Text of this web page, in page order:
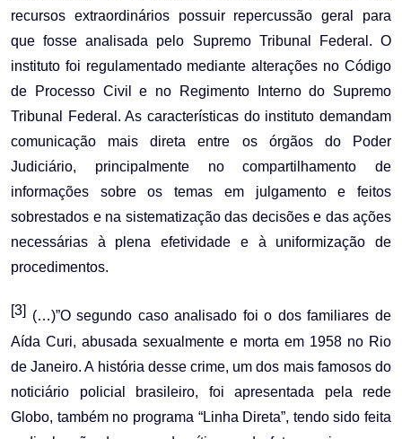
recursos extraordinários possuir repercussão geral para
que fosse analisada pelo Supremo Tribunal Federal. O
instituto foi regulamentado mediante alterações no Código
de Processo Civil e no Regimento Interno do Supremo
Tribunal Federal. As características do instituto demandam
comunicação mais direta entre os órgãos do Poder
Judiciário, principalmente no compartilhamento de
informações sobre os temas em julgamento e feitos
sobrestados e na sistematização das decisões e das ações
necessárias à plena efetividade e à uniformização de
procedimentos.
[3] (…)”O segundo caso analisado foi o dos familiares de
Aída Curi, abusada sexualmente e morta em 1958 no Rio
de Janeiro. A história desse crime, um dos mais famosos do
noticiário policial brasileiro, foi apresentada pela rede
Globo, também no programa “Linha Direta”, tendo sido feita